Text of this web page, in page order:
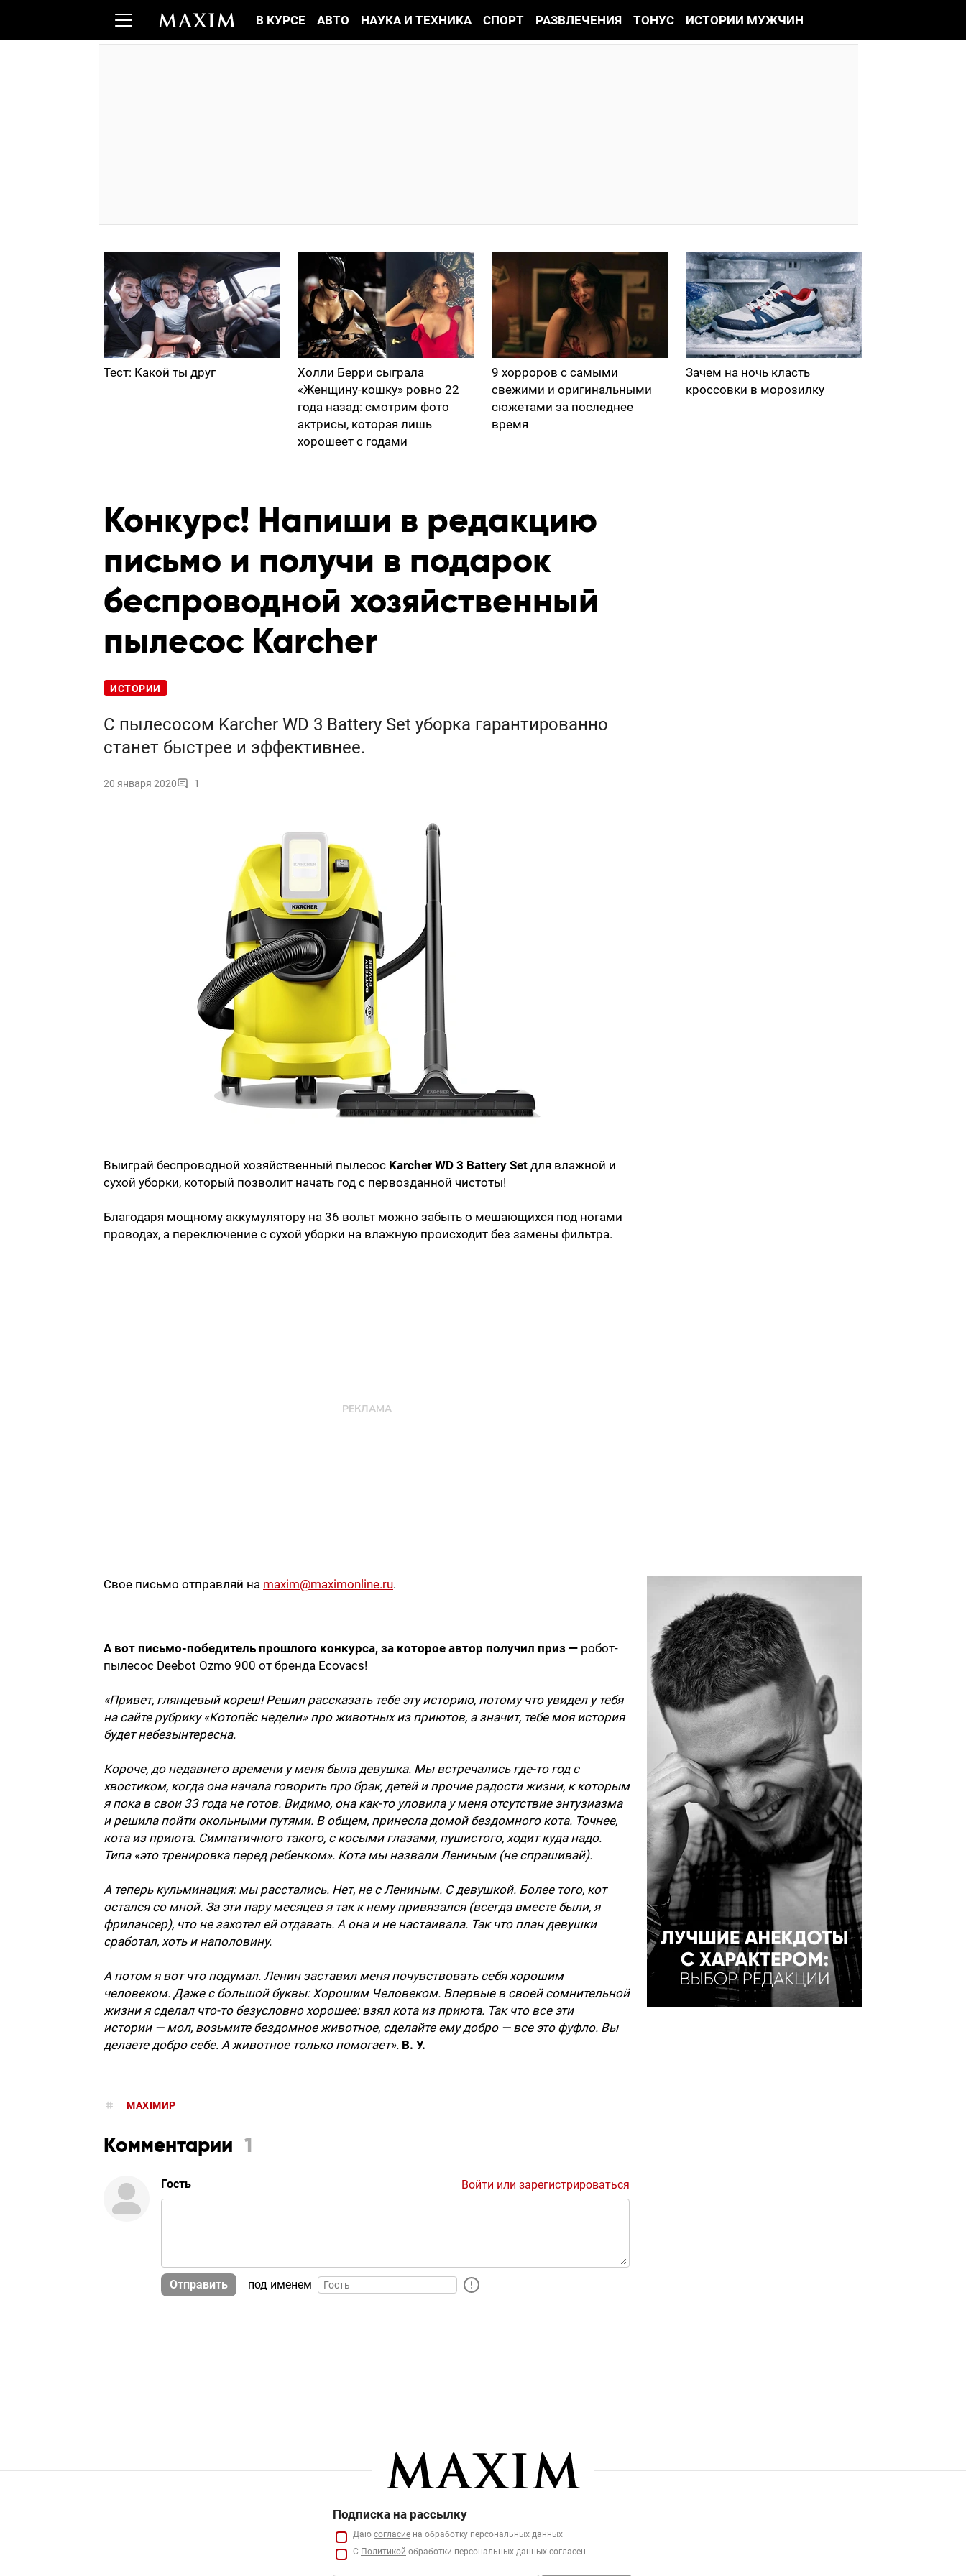
В КУРСЕ АВТО НАУКА И ТЕХНИКА СПОРТ РАЗВЛЕЧЕНИЯ ТОНУС ИСТОРИИ МУЖЧИН
Тест: Какой ты друг
Холли Берри сыграла
«Женщину-кошку» ровно 22
года назад: смотрим фото
актрисы, которая лишь
хорошеет с годами
9 хорроров с самыми
свежими и оригинальными
сюжетами за последнее
время
Зачем на ночь класть
кроссовки в морозилку
Конкурс! Напиши в редакцию
письмо и получи в подарок
беспроводной хозяйственный
пылесос Karcher
ИСТОРИИ
С пылесосом Karcher WD 3 Battery Set уборка гарантированно
станет быстрее и эффективнее.
20 января 2020 1
Выиграй беспроводной хозяйственный пылесос Karcher WD 3 Battery Set для влажной и
сухой уборки, который позволит начать год с первозданной чистоты!
Благодаря мощному аккумулятору на 36 вольт можно забыть о мешающихся под ногами
проводах, а переключение с сухой уборки на влажную происходит без замены фильтра.
Свое письмо отправляй на maxim@maximonline.ru.
А вот письмо-победитель прошлого конкурса, за которое автор получил приз — робот-
пылесос Deebot Ozmo 900 от бренда Ecovacs!
«Привет, глянцевый кореш! Решил рассказать тебе эту историю, потому что увидел у тебя
на сайте рубрику «Котопёс недели» про животных из приютов, а значит, тебе моя история
будет небезынтересна.
Короче, до недавнего времени у меня была девушка. Мы встречались где-то год с
хвостиком, когда она начала говорить про брак, детей и прочие радости жизни, к которым
я пока в свои 33 года не готов. Видимо, она как-то уловила у меня отсутствие энтузиазма
и решила пойти окольными путями. В общем, принесла домой бездомного кота. Точнее,
кота из приюта. Симпатичного такого, с косыми глазами, пушистого, ходит куда надо.
Типа «это тренировка перед ребенком». Кота мы назвали Лениным (не спрашивай).
А теперь кульминация: мы расстались. Нет, не с Лениным. С девушкой. Более того, кот
остался со мной. За эти пару месяцев я так к нему привязался (всегда вместе были, я
фрилансер), что не захотел ей отдавать. А она и не настаивала. Так что план девушки
сработал, хоть и наполовину.
А потом я вот что подумал. Ленин заставил меня почувствовать себя хорошим
человеком. Даже с большой буквы: Хорошим Человеком. Впервые в своей сомнительной
жизни я сделал что-то безусловно хорошее: взял кота из приюта. Так что все эти
истории — мол, возьмите бездомное животное, сделайте ему добро — все это фуфло. Вы
делаете добро себе. А животное только помогает». В. У.
MAXIMИР
Комментарии 1
Гость Войти или зарегистрироваться
Отправить под именем
Подписка на рассылку
Даю согласие на обработку персональных данных
С Политикой обработки персональных данных согласен